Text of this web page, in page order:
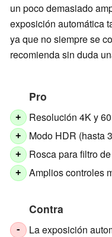
un poco demasiado
exposición automática
ya que no siempre se
recomienda sin duda
Pro
+ Resolución 4K y
+ Modo HDR (hasta
+ Rosca para filtro
+ Amplios controles
Contra
- La exposición